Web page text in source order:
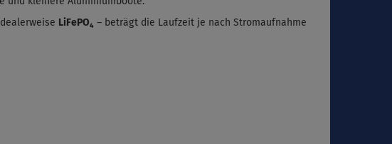
LiFePO₄ – beträgt die Laufzeit je nach Stromaufnahme